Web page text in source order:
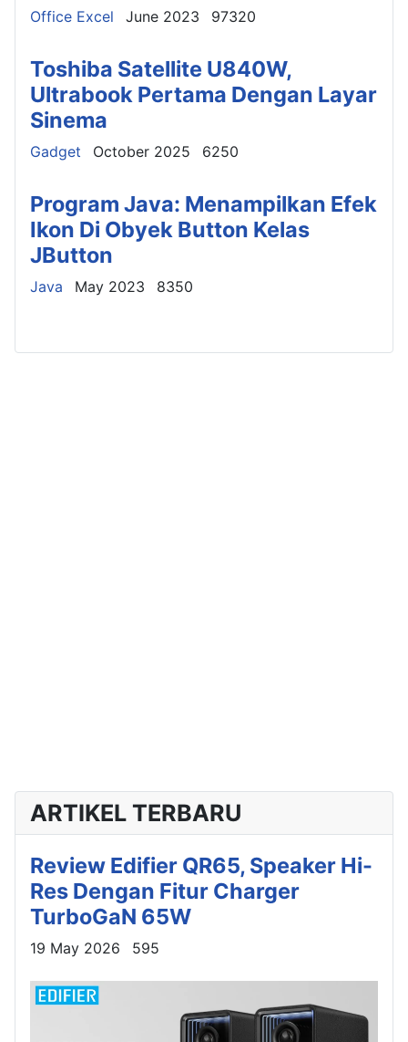
Details
Office Excel June 2023 97320
Toshiba Satellite U840W,
Ultrabook Pertama Dengan Layar
Sinema
Details
Gadget October 2025 6250
Program Java: Menampilkan Efek
Ikon Di Obyek Button Kelas
JButton
Details
Java May 2023 8350
ARTIKEL TERBARU
Review Edifier QR65, Speaker Hi-
Res Dengan Fitur Charger
TurboGaN 65W
Details
19 May 2026 595